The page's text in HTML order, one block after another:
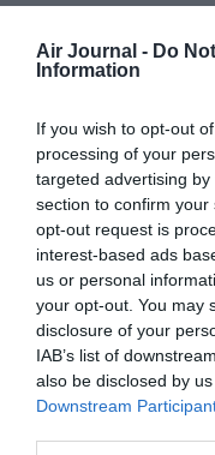
Air Journal - Do
Information
If you wish to opt-out
processing of your
targeted advertising
section to confirm
opt-out request is
interest-based ads
us or personal
your opt-out. You may
disclosure of your
IAB’s list of
also be disclosed by
Downstream
Etihad et Serbia
doit être considérée
Serbia rechercherait
à déjà des partages
Pour mémoire,
préféré soutenir les
encadrer » des
les Turcs. L’Histoire
Bon…Serbia dans
un game-changer !